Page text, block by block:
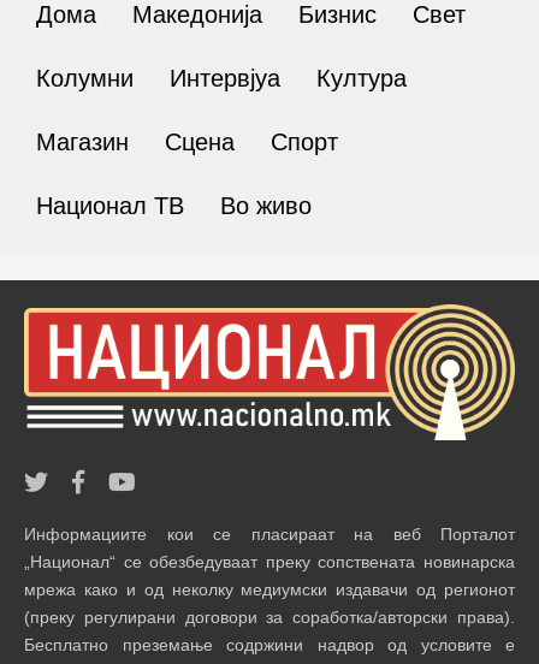
Дома Македонија Бизнис Свет
Колумни Интервјуа Култура
Магазин Сцена Спорт
Национал ТВ Во живо
Информациите кои се пласираат на веб Порталот
„Национал“ се обезбедуваат преку сопствената новинарска
мрежа како и од неколку медиумски издавачи од регионот
(преку регулирани договори за соработка/авторски права).
Бесплатно преземање содржини надвор од условите е